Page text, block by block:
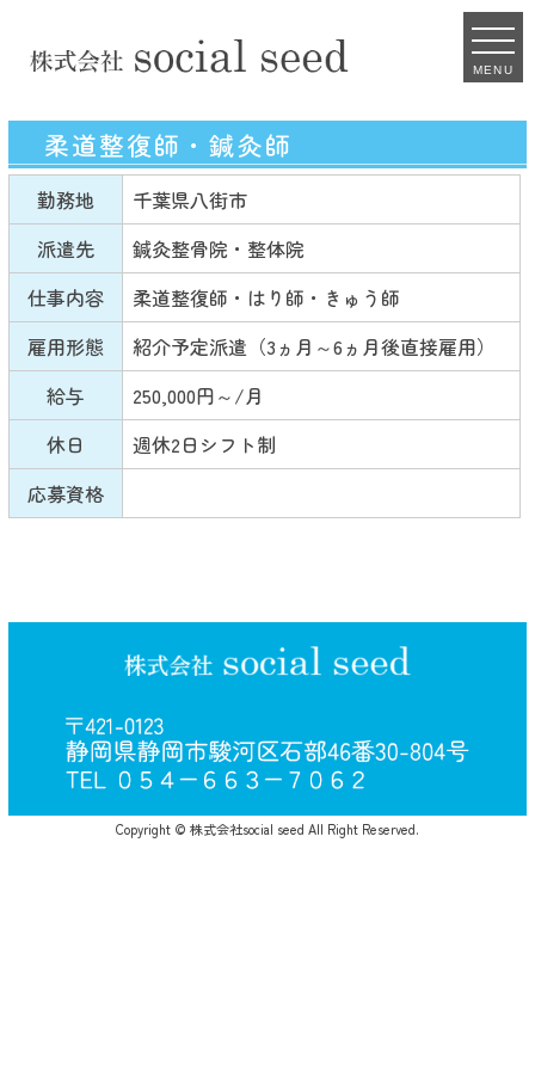
MENU
柔道整復師・鍼灸師
勤務地
千葉県八街市
派遣先
鍼灸整骨院・整体院
仕事内容
柔道整復師・はり師・きゅう師
雇用形態
紹介予定派遣（3ヵ月～6ヵ月後直接雇用）
給与
250,000円～/月
休日
週休2日シフト制
応募資格
Copyright © 株式会社social seed All Right Reserved.